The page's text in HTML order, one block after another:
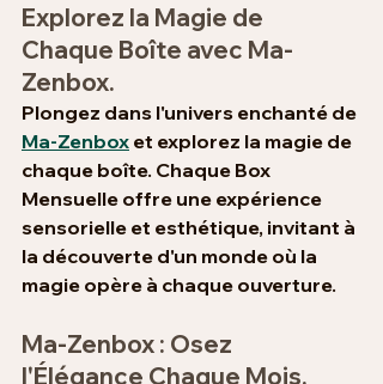
Explorez la Magie de
Chaque Boîte avec Ma-
Zenbox.
Plongez dans l'univers enchanté de
Ma-Zenbox et explorez la magie de
chaque boîte. Chaque Box
Mensuelle offre une expérience
sensorielle et esthétique, invitant à
la découverte d'un monde où la
magie opère à chaque ouverture.
Ma-Zenbox : Osez
l'Élégance Chaque Mois.